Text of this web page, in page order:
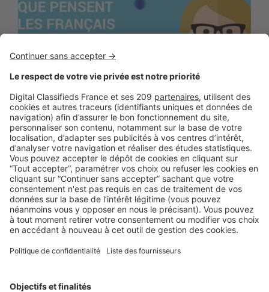
LES INFOGRAPHIES
Infographie : que pensent les Français
des professionnels de l’immobilier ?
Découvrez en une infographie ce que les français pensent
de vous ! ...